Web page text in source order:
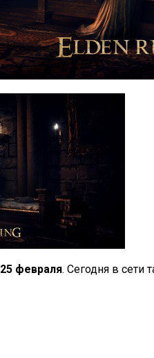
25 февраля. Сегодня в сети